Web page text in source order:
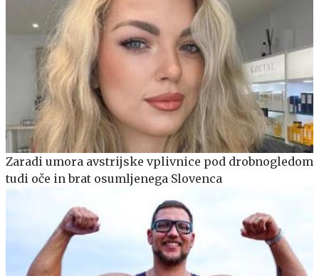
Zaradi umora avstrijske vplivnice pod drobnogledom
tudi oče in brat osumljenega Slovenca